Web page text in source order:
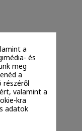
a
és
meg
a
részéről
valamint a
kra
adatok